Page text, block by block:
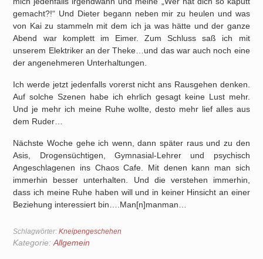
gemacht?!“ Und Dieter begann neben mir zu heulen und was
von Kai zu stammeln mit dem ich ja was hätte und der ganze
Abend war komplett im Eimer. Zum Schluss saß ich mit
unserem Elektriker an der Theke…und das war auch noch eine
der angenehmeren Unterhaltungen.
Ich werde jetzt jedenfalls vorerst nicht ans Rausgehen denken.
Auf solche Szenen habe ich ehrlich gesagt keine Lust mehr.
Und je mehr ich meine Ruhe wollte, desto mehr lief alles aus
dem Ruder…
Nächste Woche gehe ich wenn, dann später raus und zu den
Asis, Drogensüchtigen, Gymnasial-Lehrer und psychisch
Angeschlagenen ins Chaos Cafe. Mit denen kann man sich
immerhin besser unterhalten. Und die verstehen immerhin,
dass ich meine Ruhe haben will und in keiner Hinsicht an einer
Beziehung interessiert bin….Man[n]manman…
Schlagwörter:Kneipengeschehen
Kategorie: Allgemein